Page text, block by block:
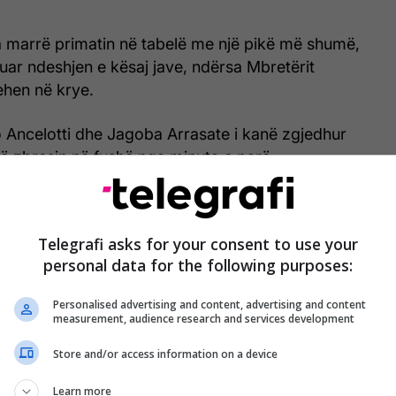
marrë primatin në tabelë me një pikë më shumë,
ndeshjen e kësaj jave, ndërsa Mbretërit
në krye.
Ancelotti dhe Jagoba Arrasate i kanë zgjedhur
zbresin në fushë nga minuta e parë.
startues i Real Madridit:Lunin;
Alaba, Mendy; Ceballos,
Kroos; Rodyrgo, Benzema,
Telegrafi asks for your consent to use your
personal data for the following purposes:
Personalised advertising and content, advertising and content
measurement, audience research and services development
Store and/or access information on a device
Learn more